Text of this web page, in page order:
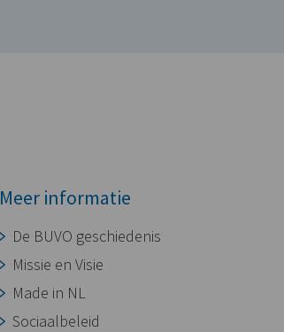
Meer informatie
De BUVO geschiedenis
Missie en Visie
Made in NL
Sociaalbeleid